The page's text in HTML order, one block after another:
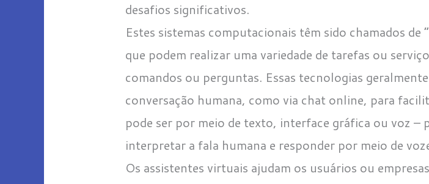
desafios significativos.
Estes sistemas computacionais têm sido chamados
que podem realizar uma variedade de tarefas ou
comandos ou perguntas. Essas tecnologias
conversação humana, como via chat online, para
pode ser por meio de texto, interface gráfica ou voz –
interpretar a fala humana e responder por meio de
Os assistentes virtuais ajudam os usuários ou